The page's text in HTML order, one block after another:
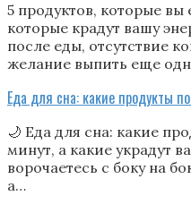
5 продуктов, которые
которые крадут вашу
после еды, отсутствие
желание выпить еще
Еда для сна: какие продукты
🌙 Еда для сна: какие
минут, а какие украдут
ворочаетесь с боку на
а…